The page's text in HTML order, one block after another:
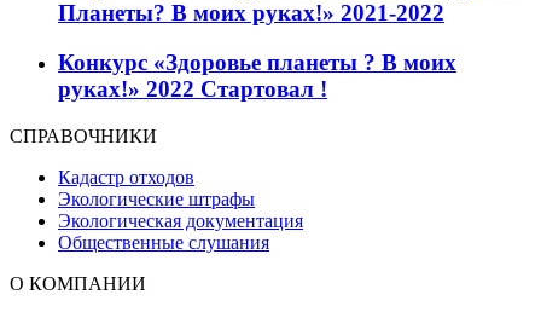
Планеты? В моих руках!» 2021-2022
Конкурс «Здоровье планеты ? В моих
руках!» 2022 Стартовал !
СПРАВОЧНИКИ
Кадастр отходов
Экологические штрафы
Экологическая документация
Общественные слушания
О КОМПАНИИ